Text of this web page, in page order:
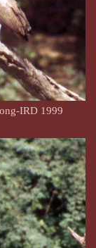
IRD 1999